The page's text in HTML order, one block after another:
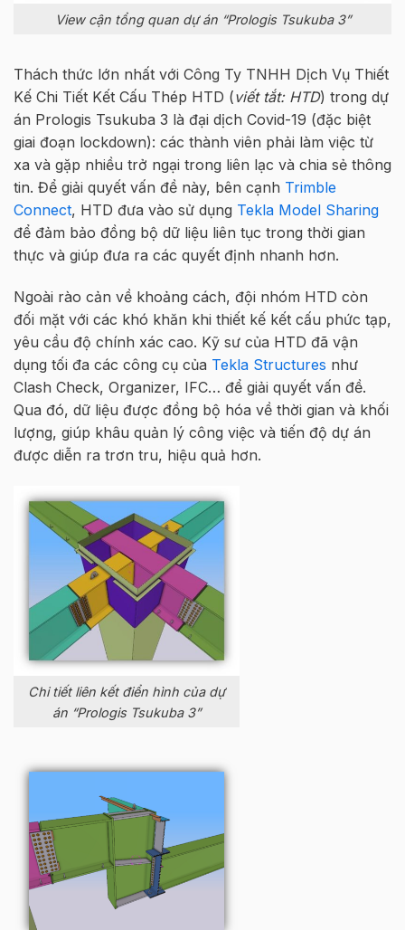
View cận tổng quan dự án “Prologis Tsukuba 3”
Thách thức lớn nhất với Công Ty TNHH Dịch Vụ Thiết
Kế Chi Tiết Kết Cấu Thép HTD (viết tắt: HTD) trong dự
án Prologis Tsukuba 3 là đại dịch Covid-19 (đặc biệt
giai đoạn lockdown): các thành viên phải làm việc từ
xa và gặp nhiều trở ngại trong liên lạc và chia sẻ thông
tin. Để giải quyết vấn đề này, bên cạnh Trimble
Connect, HTD đưa vào sử dụng Tekla Model Sharing
để đảm bảo đồng bộ dữ liệu liên tục trong thời gian
thực và giúp đưa ra các quyết định nhanh hơn.
Ngoài rào cản về khoảng cách, đội nhóm HTD còn
đối mặt với các khó khăn khi thiết kế kết cấu phức tạp,
yêu cầu độ chính xác cao. Kỹ sư của HTD đã vận
dụng tối đa các công cụ của Tekla Structures như
Clash Check, Organizer, IFC… để giải quyết vấn đề.
Qua đó, dữ liệu được đồng bộ hóa về thời gian và khối
lượng, giúp khâu quản lý công việc và tiến độ dự án
được diễn ra trơn tru, hiệu quả hơn.
Chi tiết liên kết điển hình của dự
án “Prologis Tsukuba 3”